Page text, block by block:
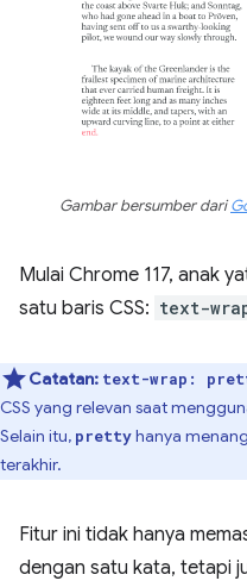
Gambar bersumber dari
Mulai Chrome 117, anak
satu baris CSS: text-
Catatan: text-wrap:
CSS yang relevan saat
Selain itu, prettyhanya
terakhir.
Fitur ini tidak hanya
dengan satu kata, tetapi